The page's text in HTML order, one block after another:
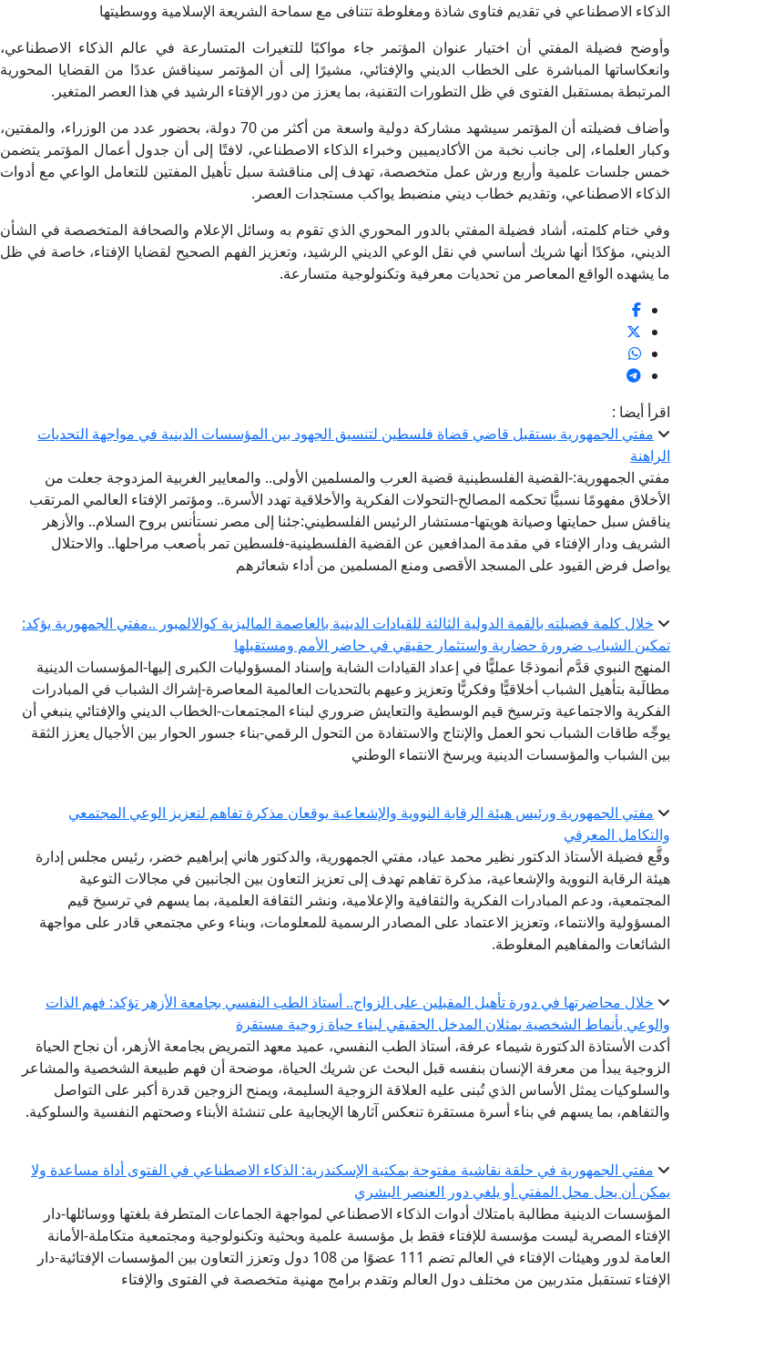
الذكاء الاصطناعي في تقديم فتاوى شاذة ومغلوطة تتنافى مع سماحة الشريعة الإسلامية ووسطيتها
وأوضح فضيلة المفتي أن اختيار عنوان المؤتمر جاء مواكبًا للتغيرات المتسارعة في عالم الذكاء الاصطناعي،
وانعكاساتها المباشرة على الخطاب الديني والإفتائي، مشيرًا إلى أن المؤتمر سيناقش عددًا من القضايا المحورية
المرتبطة بمستقبل الفتوى في ظل التطورات التقنية، بما يعزز من دور الإفتاء الرشيد في هذا العصر المتغير.
وأضاف فضيلته أن المؤتمر سيشهد مشاركة دولية واسعة من أكثر من 70 دولة، بحضور عدد من الوزراء، والمفتين،
وكبار العلماء، إلى جانب نخبة من الأكاديميين وخبراء الذكاء الاصطناعي، لافتًا إلى أن جدول أعمال المؤتمر يتضمن
خمس جلسات علمية وأربع ورش عمل متخصصة، تهدف إلى مناقشة سبل تأهيل المفتين للتعامل الواعي مع أدوات
الذكاء الاصطناعي، وتقديم خطاب ديني منضبط يواكب مستجدات العصر.
وفي ختام كلمته، أشاد فضيلة المفتي بالدور المحوري الذي تقوم به وسائل الإعلام والصحافة المتخصصة في الشأن
الديني، مؤكدًا أنها شريك أساسي في نقل الوعي الديني الرشيد، وتعزيز الفهم الصحيح لقضايا الإفتاء، خاصة في ظل
ما يشهده الواقع المعاصر من تحديات معرفية وتكنولوجية متسارعة.
اقرأ أيضا :
مفتي الجمهورية يستقبل قاضي قضاة فلسطين لتنسيق الجهود بين المؤسسات الدينية في مواجهة التحديات
الراهنة
مفتي الجمهورية:-القضية الفلسطينية قضية العرب والمسلمين الأولى.. والمعايير الغربية المزدوجة جعلت من
الأخلاق مفهومًا نسبيًّا تحكمه المصالح-التحولات الفكرية والأخلاقية تهدد الأسرة.. ومؤتمر الإفتاء العالمي المرتقب
يناقش سبل حمايتها وصيانة هويتها-مستشار الرئيس الفلسطيني:جئنا إلى مصر نستأنس بروح السلام.. والأزهر
الشريف ودار الإفتاء في مقدمة المدافعين عن القضية الفلسطينية-فلسطين تمر بأصعب مراحلها.. والاحتلال
يواصل فرض القيود على المسجد الأقصى ومنع المسلمين من أداء شعائرهم
خلال كلمة فضيلته بالقمة الدولية الثالثة للقيادات الدينية بالعاصمة الماليزية كوالالمبور ..مفتي الجمهورية يؤكد:
تمكين الشباب ضرورة حضارية واستثمار حقيقي في حاضر الأمم ومستقبلها
المنهج النبوي قدَّم أنموذجًا عمليًّا في إعداد القيادات الشابة وإسناد المسؤوليات الكبرى إليها-المؤسسات الدينية
مطالَبة بتأهيل الشباب أخلاقيًّا وفكريًّا وتعزيز وعيهم بالتحديات العالمية المعاصرة-إشراك الشباب في المبادرات
الفكرية والاجتماعية وترسيخ قيم الوسطية والتعايش ضروري لبناء المجتمعات-الخطاب الديني والإفتائي ينبغي أن
يوجِّه طاقات الشباب نحو العمل والإنتاج والاستفادة من التحول الرقمي-بناء جسور الحوار بين الأجيال يعزز الثقة
بين الشباب والمؤسسات الدينية ويرسخ الانتماء الوطني
مفتي الجمهورية ورئيس هيئة الرقابة النووية والإشعاعية يوقعان مذكرة تفاهم لتعزيز الوعي المجتمعي
والتكامل المعرفي
وقَّع فضيلة الأستاذ الدكتور نظير محمد عياد، مفتي الجمهورية، والدكتور هاني إبراهيم خضر، رئيس مجلس إدارة
هيئة الرقابة النووية والإشعاعية، مذكرة تفاهم تهدف إلى تعزيز التعاون بين الجانبين في مجالات التوعية
المجتمعية، ودعم المبادرات الفكرية والثقافية والإعلامية، ونشر الثقافة العلمية، بما يسهم في ترسيخ قيم
المسؤولية والانتماء، وتعزيز الاعتماد على المصادر الرسمية للمعلومات، وبناء وعي مجتمعي قادر على مواجهة
الشائعات والمفاهيم المغلوطة.
خلال محاضرتها في دورة تأهيل المقبلين على الزواج.. أستاذ الطب النفسي بجامعة الأزهر تؤكد: فهم الذات
والوعي بأنماط الشخصية يمثلان المدخل الحقيقي لبناء حياة زوجية مستقرة
أكدت الأستاذة الدكتورة شيماء عرفة، أستاذ الطب النفسي، عميد معهد التمريض بجامعة الأزهر، أن نجاح الحياة
الزوجية يبدأ من معرفة الإنسان بنفسه قبل البحث عن شريك الحياة، موضحة أن فهم طبيعة الشخصية والمشاعر
والسلوكيات يمثل الأساس الذي تُبنى عليه العلاقة الزوجية السليمة، ويمنح الزوجين قدرة أكبر على التواصل
والتفاهم، بما يسهم في بناء أسرة مستقرة تنعكس آثارها الإيجابية على تنشئة الأبناء وصحتهم النفسية والسلوكية.
مفتي الجمهورية في حلقة نقاشية مفتوحة بمكتبة الإسكندرية: الذكاء الاصطناعي في الفتوى أداة مساعدة ولا
يمكن أن يحل محل المفتي أو يلغي دور العنصر البشري
المؤسسات الدينية مطالبة بامتلاك أدوات الذكاء الاصطناعي لمواجهة الجماعات المتطرفة بلغتها ووسائلها-دار
الإفتاء المصرية ليست مؤسسة للإفتاء فقط بل مؤسسة علمية وبحثية وتكنولوجية ومجتمعية متكاملة-الأمانة
العامة لدور وهيئات الإفتاء في العالم تضم 111 عضوًا من 108 دول وتعزز التعاون بين المؤسسات الإفتائية-دار
الإفتاء تستقبل متدربين من مختلف دول العالم وتقدم برامج مهنية متخصصة في الفتوى والإفتاء